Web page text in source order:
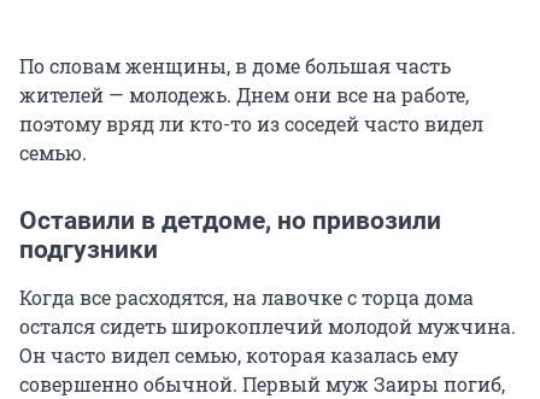
По словам женщины, в доме большая часть
жителей — молодежь. Днем они все на работе,
поэтому вряд ли кто-то из соседей часто видел
семью.
Оставили в детдоме, но привозили
подгузники
Когда все расходятся, на лавочке с торца дома
остался сидеть широкоплечий молодой мужчина.
Он часто видел семью, которая казалась ему
совершенно обычной. Первый муж Заиры погиб,